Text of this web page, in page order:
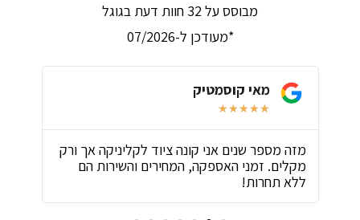
מבוסס על 32 חוות דעת בגוגל
*מעודכן ל-07/2026
מאי קוסמטיק
★
★
★
★
★
מזה מספר שנים אני קונה ציוד לקליניקה אך ורק
מקלים. זמני האספקה, המחירים והשירות הם
ללא תחרות!